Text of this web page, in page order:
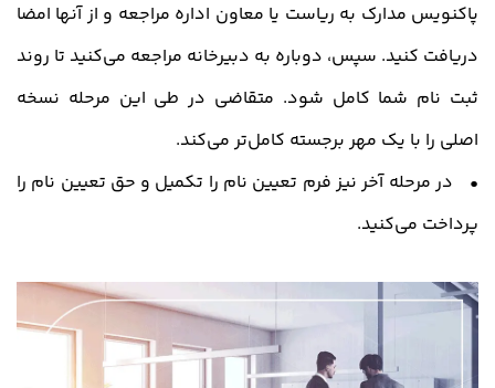
پاکنویس مدارک به ریاست یا معاون اداره مراجعه و از آنها امضا
دریافت کنید. سپس، دوباره به دبیرخانه مراجعه می‌کنید تا روند
ثبت نام شما کامل شود. متقاضی در طی این مرحله نسخه
اصلی را با یک مهر برجسته کامل‌تر می‌کند.
• در مرحله آخر نیز فرم تعیین نام را تکمیل و حق تعیین نام را
پرداخت می‌کنید.